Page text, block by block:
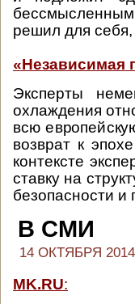
решил для себя,
«Независимая
Эксперты
охлаждения
всю
возврат к
контексте
ставку на
безопасности и
В СМИ
14 ОКТЯБРЯ 2014
MK.RU: